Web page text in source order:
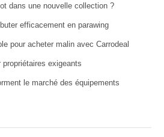
dans une nouvelle collection ?
efficacement en parawing
pour acheter malin avec Carrodeal
exigeants
le marché des équipements